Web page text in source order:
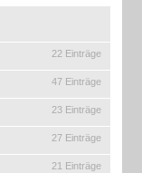
22 Einträge
47 Einträge
23 Einträge
27 Einträge
21 Einträge